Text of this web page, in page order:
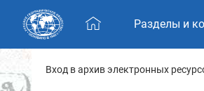
Skip navigation
Разделы и
Вход в архив электронных